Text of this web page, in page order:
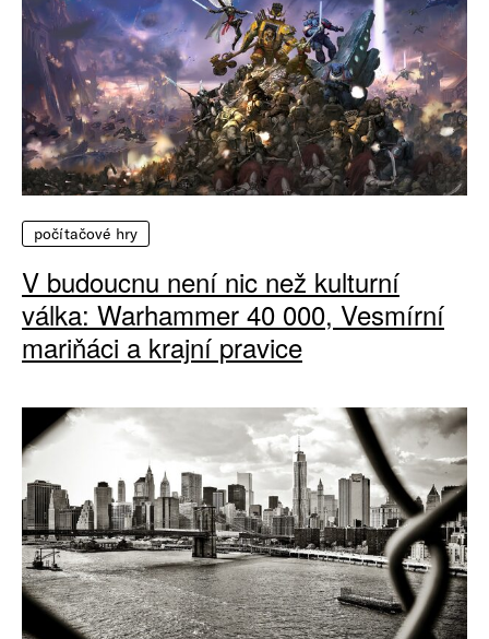
počítačové hry
V budoucnu není nic než kulturní
válka: Warhammer 40 000, Vesmírní
mariňáci a krajní pravice